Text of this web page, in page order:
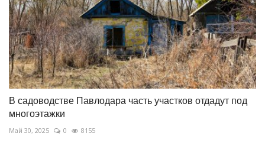
В садоводстве Павлодара часть участков отдадут под
многоэтажки
Май 30, 2025 0 8155